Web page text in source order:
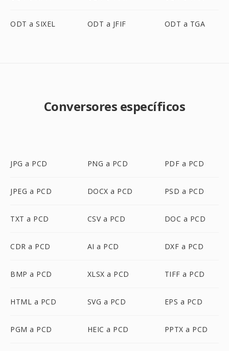
ODT a SIXEL ODT a JFIF ODT a TGA
Conversores específicos
JPG a PCD PNG a PCD PDF a PCD
JPEG a PCD DOCX a PCD PSD a PCD
TXT a PCD CSV a PCD DOC a PCD
CDR a PCD AI a PCD DXF a PCD
BMP a PCD XLSX a PCD TIFF a PCD
HTML a PCD SVG a PCD EPS a PCD
PGM a PCD HEIC a PCD PPTX a PCD